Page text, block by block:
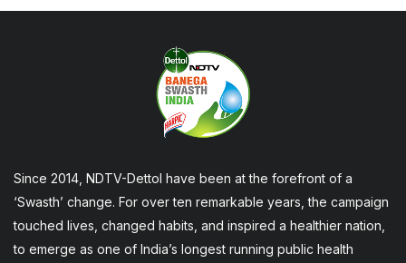
Since 2014, NDTV-Dettol have been at the forefront of a
‘Swasth’ change. For over ten remarkable years, the campaign
touched lives, changed habits, and inspired a healthier nation,
to emerge as one of India’s longest running public health